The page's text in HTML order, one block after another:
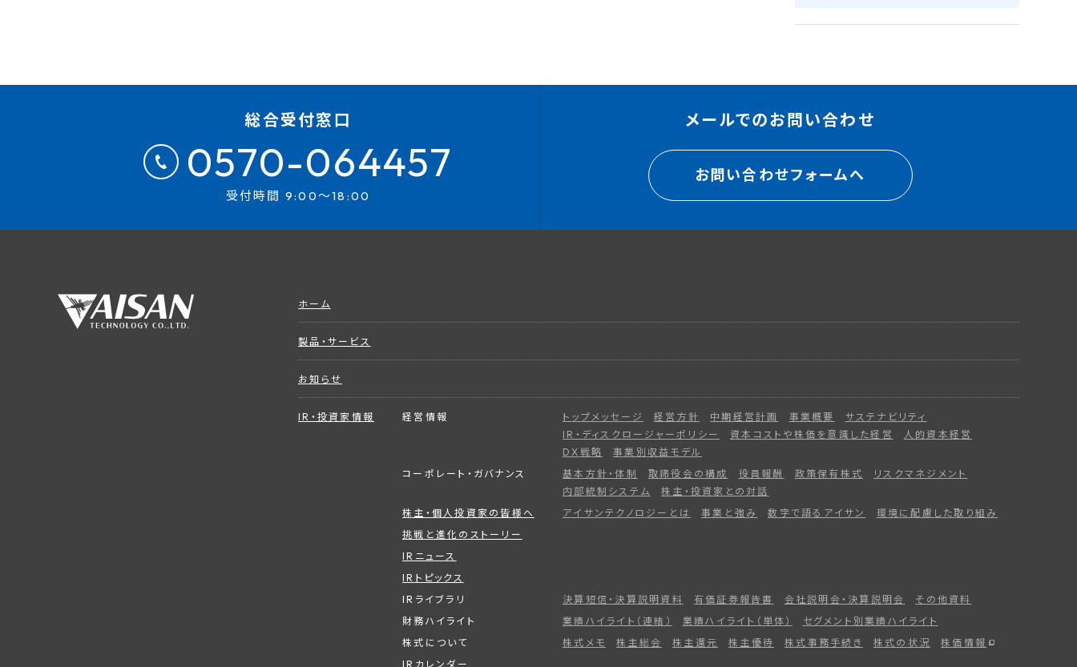
総合受付窓口
0570-064457
受付時間 9:00～18:00
メールでのお問い合わせ
お問い合わせフォームへ
ホーム
製品・サービス
お知らせ
IR・投資家情報 経営情報 トップメッセージ 経営方針 中期経営計画 事業概要
サステナビリティ
IR・ディスクロージャーポリシー
資本コストや株価を意識した経営
人的資本経営
DX戦略
事業別収益モデル
コーポレート・ガバナンス
基本方針・体制 取締役会の構成 役員報酬 政策保有株式
リスクマネジメント
内部統制システム
株主・投資家との対話
株主・個人投資家の皆様へ
アイサンテクノロジーとは 事業と強み 数字で語るアイサン
環境に配慮した取り組み
挑戦と進化のストーリー
IRニュース
IRトピックス
IRライブラリ
決算短信・決算説明資料 有価証券報告書 会社説明会・決算説明会
その他資料
財務ハイライト
業績ハイライト（連結） 業績ハイライト（単体）
セグメント別業績ハイライト
株式について
株式メモ 株主総会 株主還元 株主優待 株式事務手続き 株式の状況
株価情報
IRカレンダー